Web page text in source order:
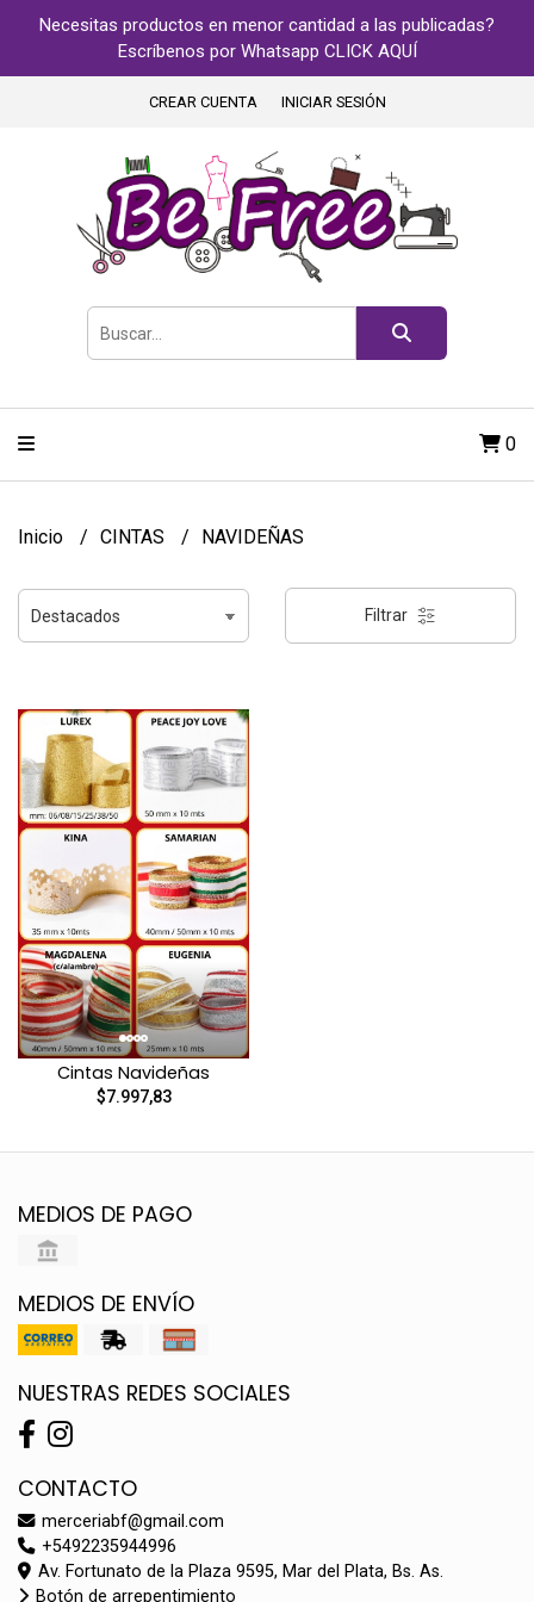
Necesitas productos en menor cantidad a las publicadas?
Escríbenos por Whatsapp CLICK AQUÍ
CREAR CUENTA INICIAR SESIÓN
0
Inicio CINTAS NAVIDEÑAS
Filtrar
Cintas Navideñas
$7.997,83
MEDIOS DE PAGO
MEDIOS DE ENVÍO
NUESTRAS REDES SOCIALES
CONTACTO
merceriabf@gmail.com
+5492235944996
Av. Fortunato de la Plaza 9595, Mar del Plata, Bs. As.
Botón de arrepentimiento